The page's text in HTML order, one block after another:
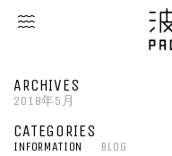
ARCHIVES
2018年5月
CATEGORIES
INFORMATION BLOG